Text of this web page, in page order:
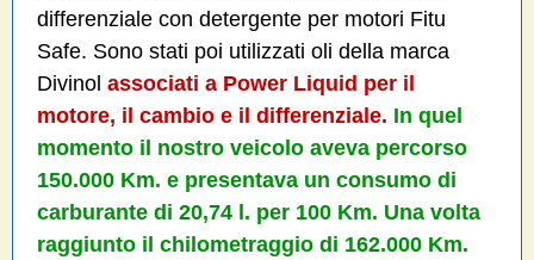
differenziale con detergente per motori Fitu
Safe. Sono stati poi utilizzati oli della marca
Divinol associati a Power Liquid per il
motore, il cambio e il differenziale. In quel
momento il nostro veicolo aveva percorso
150.000 Km. e presentava un consumo di
carburante di 20,74 l. per 100 Km. Una volta
raggiunto il chilometraggio di 162.000 Km.